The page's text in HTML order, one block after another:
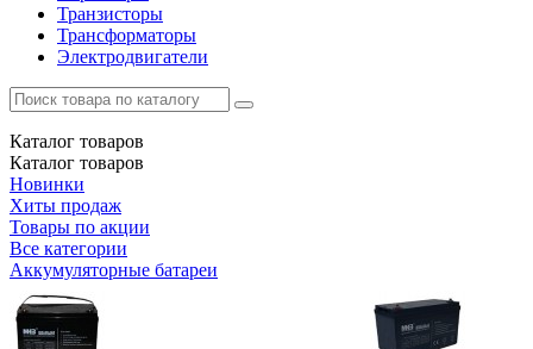
Транзисторы
Трансформаторы
Электродвигатели
Каталог товаров
Каталог товаров
Новинки
Хиты продаж
Товары по акции
Все категории
Аккумуляторные батареи